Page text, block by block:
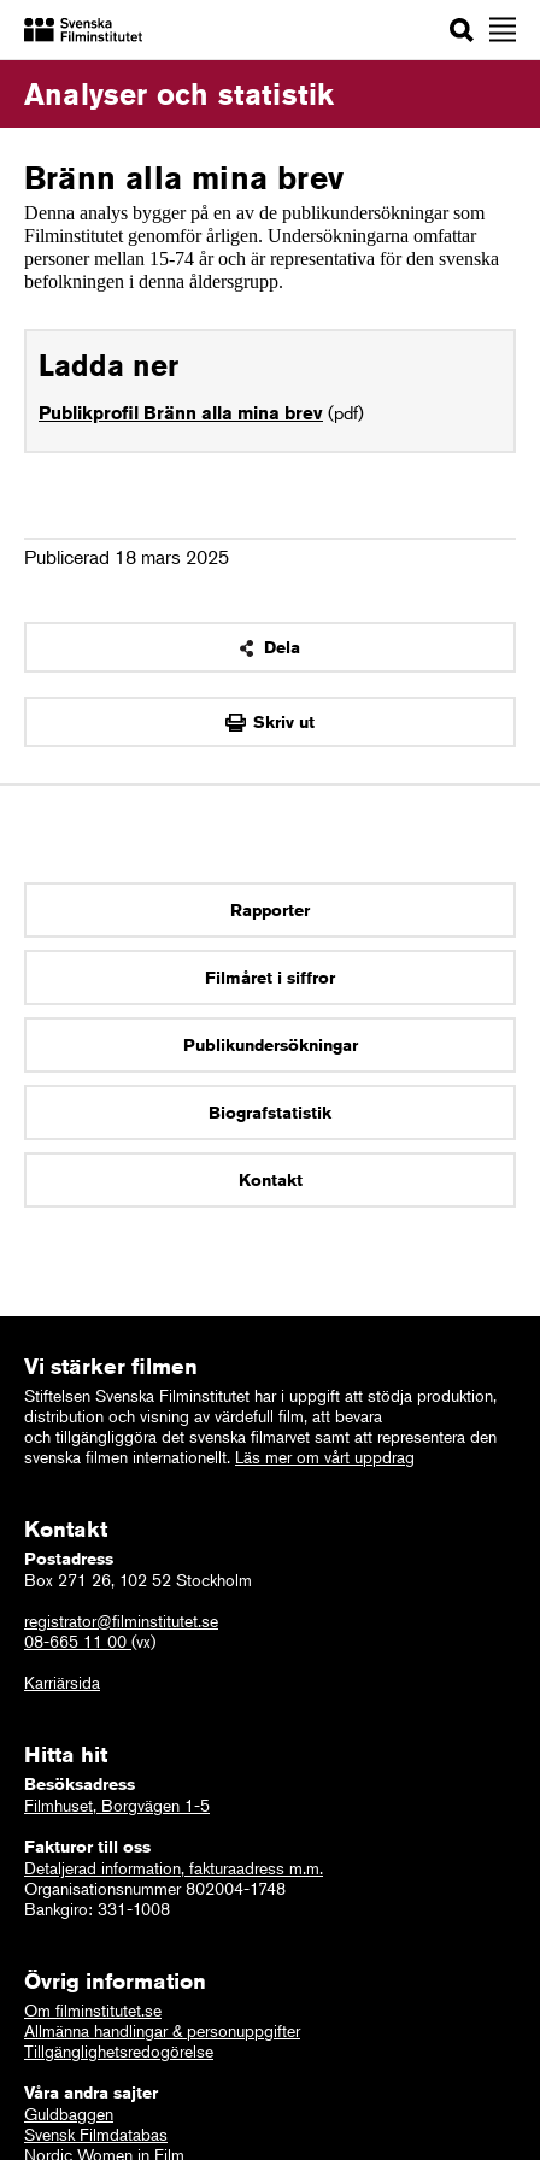
Sök
Analyser och statistik
Bränn alla mina brev
Denna analys bygger på en av de publikundersökningar som
Filminstitutet genomför årligen. Undersökningarna omfattar
personer mellan 15-74 år och är representativa för den svenska
befolkningen i denna åldersgrupp.
Ladda ner
Publikprofil Bränn alla mina brev (pdf)
Publicerad 18 mars 2025
Dela
OK
Skriv ut
Rapporter
Filmåret i siffror
Publikundersökningar
Biografstatistik
Kontakt
Vi stärker filmen
Stiftelsen Svenska Filminstitutet har i uppgift att stödja produktion,
distribution och visning av värdefull film, att bevara
och tillgängliggöra det svenska filmarvet samt att representera den
svenska filmen internationellt. Läs mer om vårt uppdrag
Kontakt
Postadress
Box 271 26, 102 52 Stockholm
registrator@filminstitutet.se
08-665 11 00 (vx)
Karriärsida
Hitta hit
Besöksadress
Filmhuset, Borgvägen 1-5
Fakturor till oss
Detaljerad information, fakturaadress m.m.
Organisationsnummer 802004-1748
Bankgiro: 331-1008
Övrig information
Om filminstitutet.se
Allmänna handlingar & personuppgifter
Tillgänglighetsredogörelse
Våra andra sajter
Guldbaggen
Svensk Filmdatabas
Nordic Women in Film